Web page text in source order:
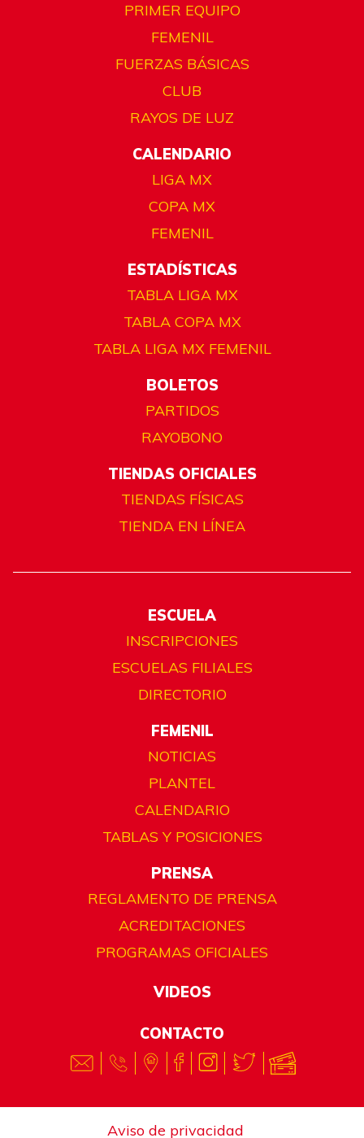
PRIMER EQUIPO
FEMENIL
FUERZAS BÁSICAS
CLUB
RAYOS DE LUZ
CALENDARIO
LIGA MX
COPA MX
FEMENIL
ESTADÍSTICAS
TABLA LIGA MX
TABLA COPA MX
TABLA LIGA MX FEMENIL
BOLETOS
PARTIDOS
RAYOBONO
TIENDAS OFICIALES
TIENDAS FÍSICAS
TIENDA EN LÍNEA
ESCUELA
INSCRIPCIONES
ESCUELAS FILIALES
DIRECTORIO
FEMENIL
NOTICIAS
PLANTEL
CALENDARIO
TABLAS Y POSICIONES
PRENSA
REGLAMENTO DE PRENSA
ACREDITACIONES
PROGRAMAS OFICIALES
VIDEOS
CONTACTO
Aviso de privacidad